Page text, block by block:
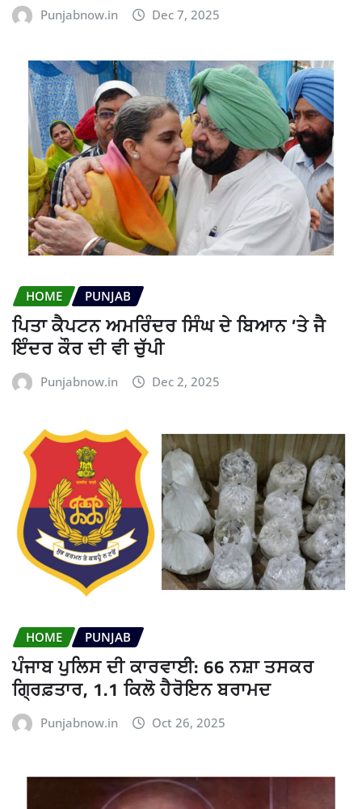
Punjabnow.in Dec 7, 2025
HOME PUNJAB
ਪਿਤਾ ਕੈਪਟਨ ਅਮਰਿੰਦਰ ਸਿੰਘ ਦੇ ਬਿਆਨ ’ਤੇ ਜੈ
ਇੰਦਰ ਕੌਰ ਦੀ ਵੀ ਚੁੱਪੀ
Punjabnow.in Dec 2, 2025
HOME PUNJAB
ਪੰਜਾਬ ਪੁਲਿਸ ਦੀ ਕਾਰਵਾਈ: 66 ਨਸ਼ਾ ਤਸਕਰ
ਗ੍ਰਿਫ਼ਤਾਰ, 1.1 ਕਿਲੋ ਹੈਰੋਇਨ ਬਰਾਮਦ
Punjabnow.in Oct 26, 2025